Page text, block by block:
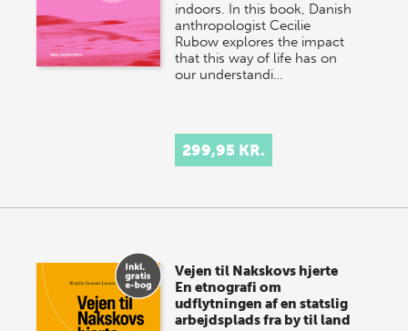
indoors. In this book, Danish
anthropologist Cecilie
Rubow explores the impact
that this way of life has on
our understandi…
299,95 KR.
Vejen til Nakskovs hjerte
En etnografi om
udflytningen af en statslig
arbejdsplads fra by til land